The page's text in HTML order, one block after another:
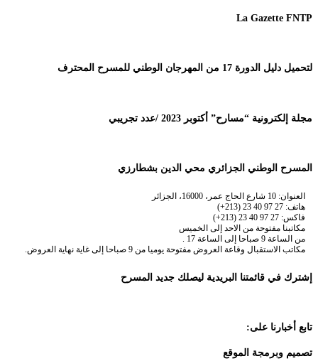
La Gazette FNTP
لتحميل دليل الدورة 17 من المهرجان الوطني للمسرح المحترف
مجلة إلكترونية “مسارح” أكتوبر 2023 /عدد تجريبي
المسرح الوطني الجزائري محي الدين بشطارزي
العنوان: 10 شارع الحاج عمر، 16000، الجزائر
هاتف: 27 97 40 23 (213+)
فاكس: 27 97 40 23 (213+)
مكاتبنا مفتوحة من الاحد إلى الخميس
من الساعة 9 صباحا إلى الساعة 17 .
مكاتب الاستقبال وقاعة العروض مفتوحة يوميا من 9 صباحا إلى غاية نهاية العروض.
إشترك في قائمتنا البريدية ليصلك جديد المسرح
تابع أخبارنا على:
تصميم وبرمجة الموقع